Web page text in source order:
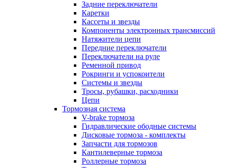
Задние переключатели
Каретки
Кассеты и звезды
Компоненты электронных трансмиссий
Натяжители цепи
Передние переключатели
Переключатели на руле
Ременной привод
Рокринги и успокоители
Системы и звезды
Тросы, рубашки, расходники
Цепи
Тормозная система
V-brake тормоза
Гидравлические ободные системы
Дисковые тормоза - комплекты
Запчасти для тормозов
Кантилеверные тормоза
Роллерные тормоза